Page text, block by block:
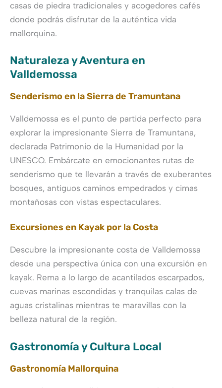
casas de piedra tradicionales y acogedores cafés
donde podrás disfrutar de la auténtica vida
mallorquina.
Naturaleza y Aventura en
Valldemossa
Senderismo en la Sierra de Tramuntana
Valldemossa es el punto de partida perfecto para
explorar la impresionante Sierra de Tramuntana,
declarada Patrimonio de la Humanidad por la
UNESCO. Embárcate en emocionantes rutas de
senderismo que te llevarán a través de exuberantes
bosques, antiguos caminos empedrados y cimas
montañosas con vistas espectaculares.
Excursiones en Kayak por la Costa
Descubre la impresionante costa de Valldemossa
desde una perspectiva única con una excursión en
kayak. Rema a lo largo de acantilados escarpados,
cuevas marinas escondidas y tranquilas calas de
aguas cristalinas mientras te maravillas con la
belleza natural de la región.
Gastronomía y Cultura Local
Gastronomía Mallorquina